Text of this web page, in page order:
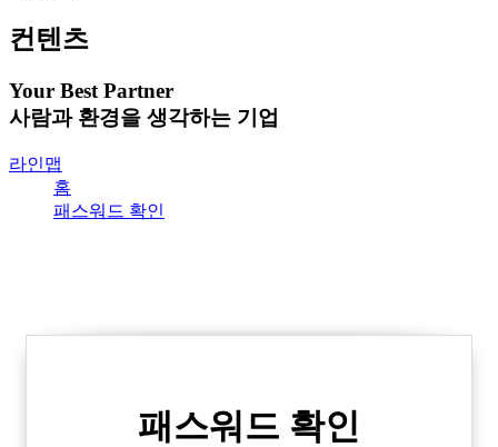
컨텐츠
Your Best Partner
사람과 환경을 생각하는 기업
라인맵
홈
패스워드 확인
패스워드 확인